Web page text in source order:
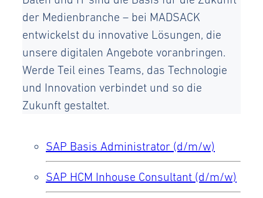
der Medienbranche – bei MADSACK
entwickelst du innovative Lösungen, die
unsere digitalen Angebote voranbringen.
Werde Teil eines Teams, das Technologie
und Innovation verbindet und so die
Zukunft gestaltet.
SAP Basis Administrator (d/m/w)
SAP HCM Inhouse Consultant (d/m/w)